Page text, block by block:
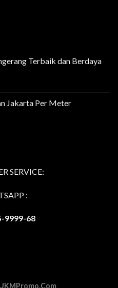
Terbaik dan Berdaya
Jakarta Per Meter
SERVICE:
:
9999-68